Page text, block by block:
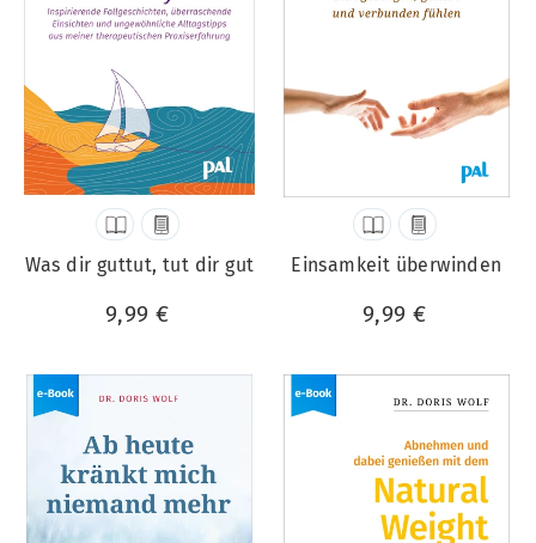
Was dir guttut, tut dir gut
9,99 €
Einsamkeit überwinden
9,99 €